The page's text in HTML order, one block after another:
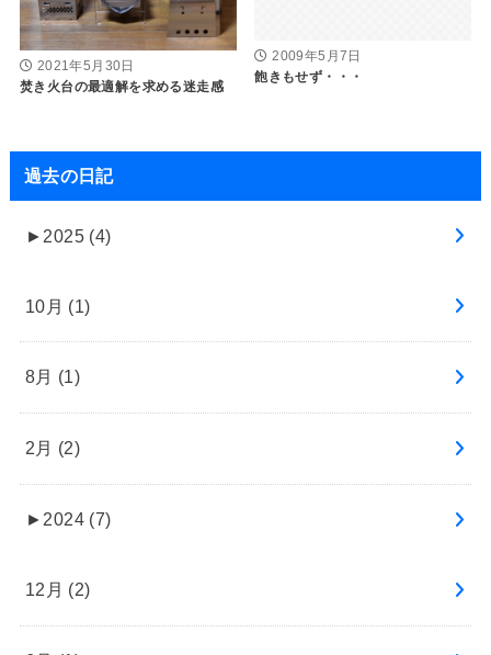
2021年5月30日
焚き火台の最適解を求める迷走感
2009年5月7日
飽きもせず・・・
過去の日記
► 2025 (4)
10月 (1)
8月 (1)
2月 (2)
► 2024 (7)
12月 (2)